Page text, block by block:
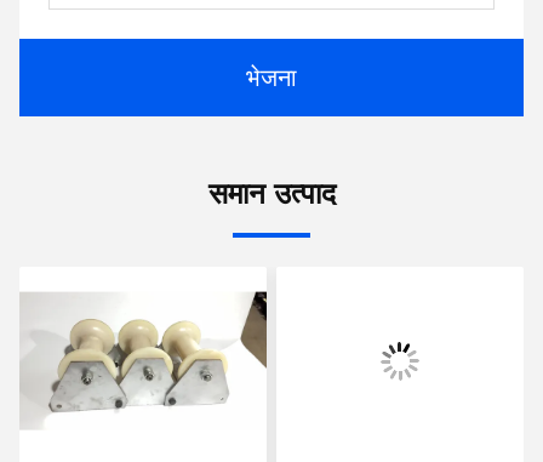
भेजना
समान उत्पाद